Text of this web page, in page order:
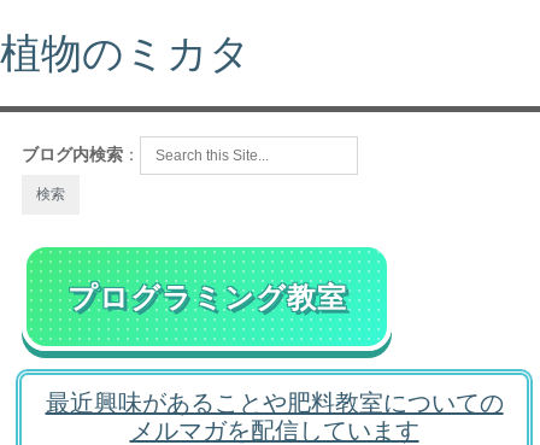
植物のミカタ
ブログ内検索 ：
プログラミング教室
最近興味があることや肥料教室についての
メルマガを配信しています